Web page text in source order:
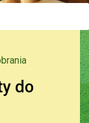
do